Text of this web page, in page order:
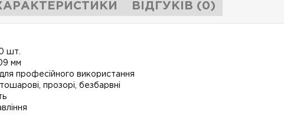
ВІДГУКІВ (0)
шт.
мм
професійного використання
прозорі, безбарвні